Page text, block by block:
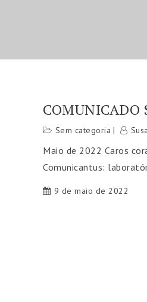
COMUNICADO
Sem categoria
Maio de 2022 Caros
Comunicantus:
9 de maio de 2022